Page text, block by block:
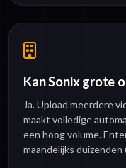
Kan Sonix grote
Ja. Upload meerdere
maakt volledige
een hoog volume.
maandelijks